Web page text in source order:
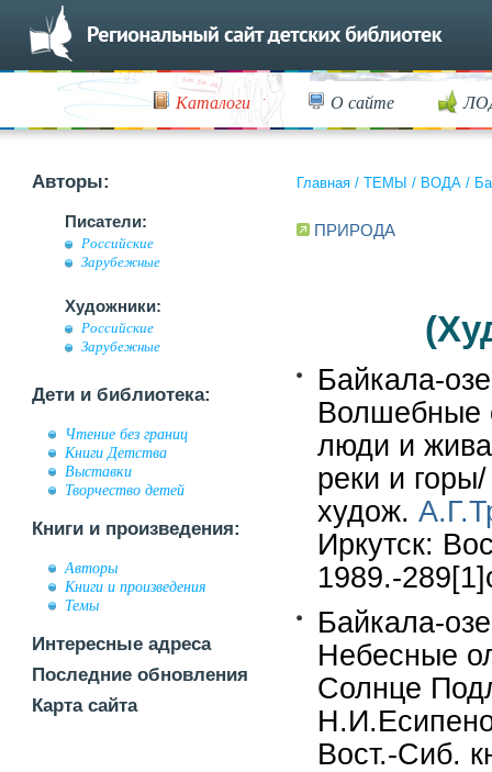
Каталоги О сайте
Авторы:
Писатели:
Российские
Зарубежные
Художники:
Российские
Зарубежные
Дети и библиотека:
Чтение без границ
Книги Детства
Выставки
Творчество детей
Книги и произведения:
Авторы
Книги и произведения
Темы
Интересные адреса
Последние обновления
Карта сайта
Главная / ТЕМЫ / ВОДА /
ПРИРОДА
Байкала-
Волшебные
люди и
реки и
худож.
Иркутск:
1989.-
Байкала-
Небесные
Солнце
Вост.-Сиб.